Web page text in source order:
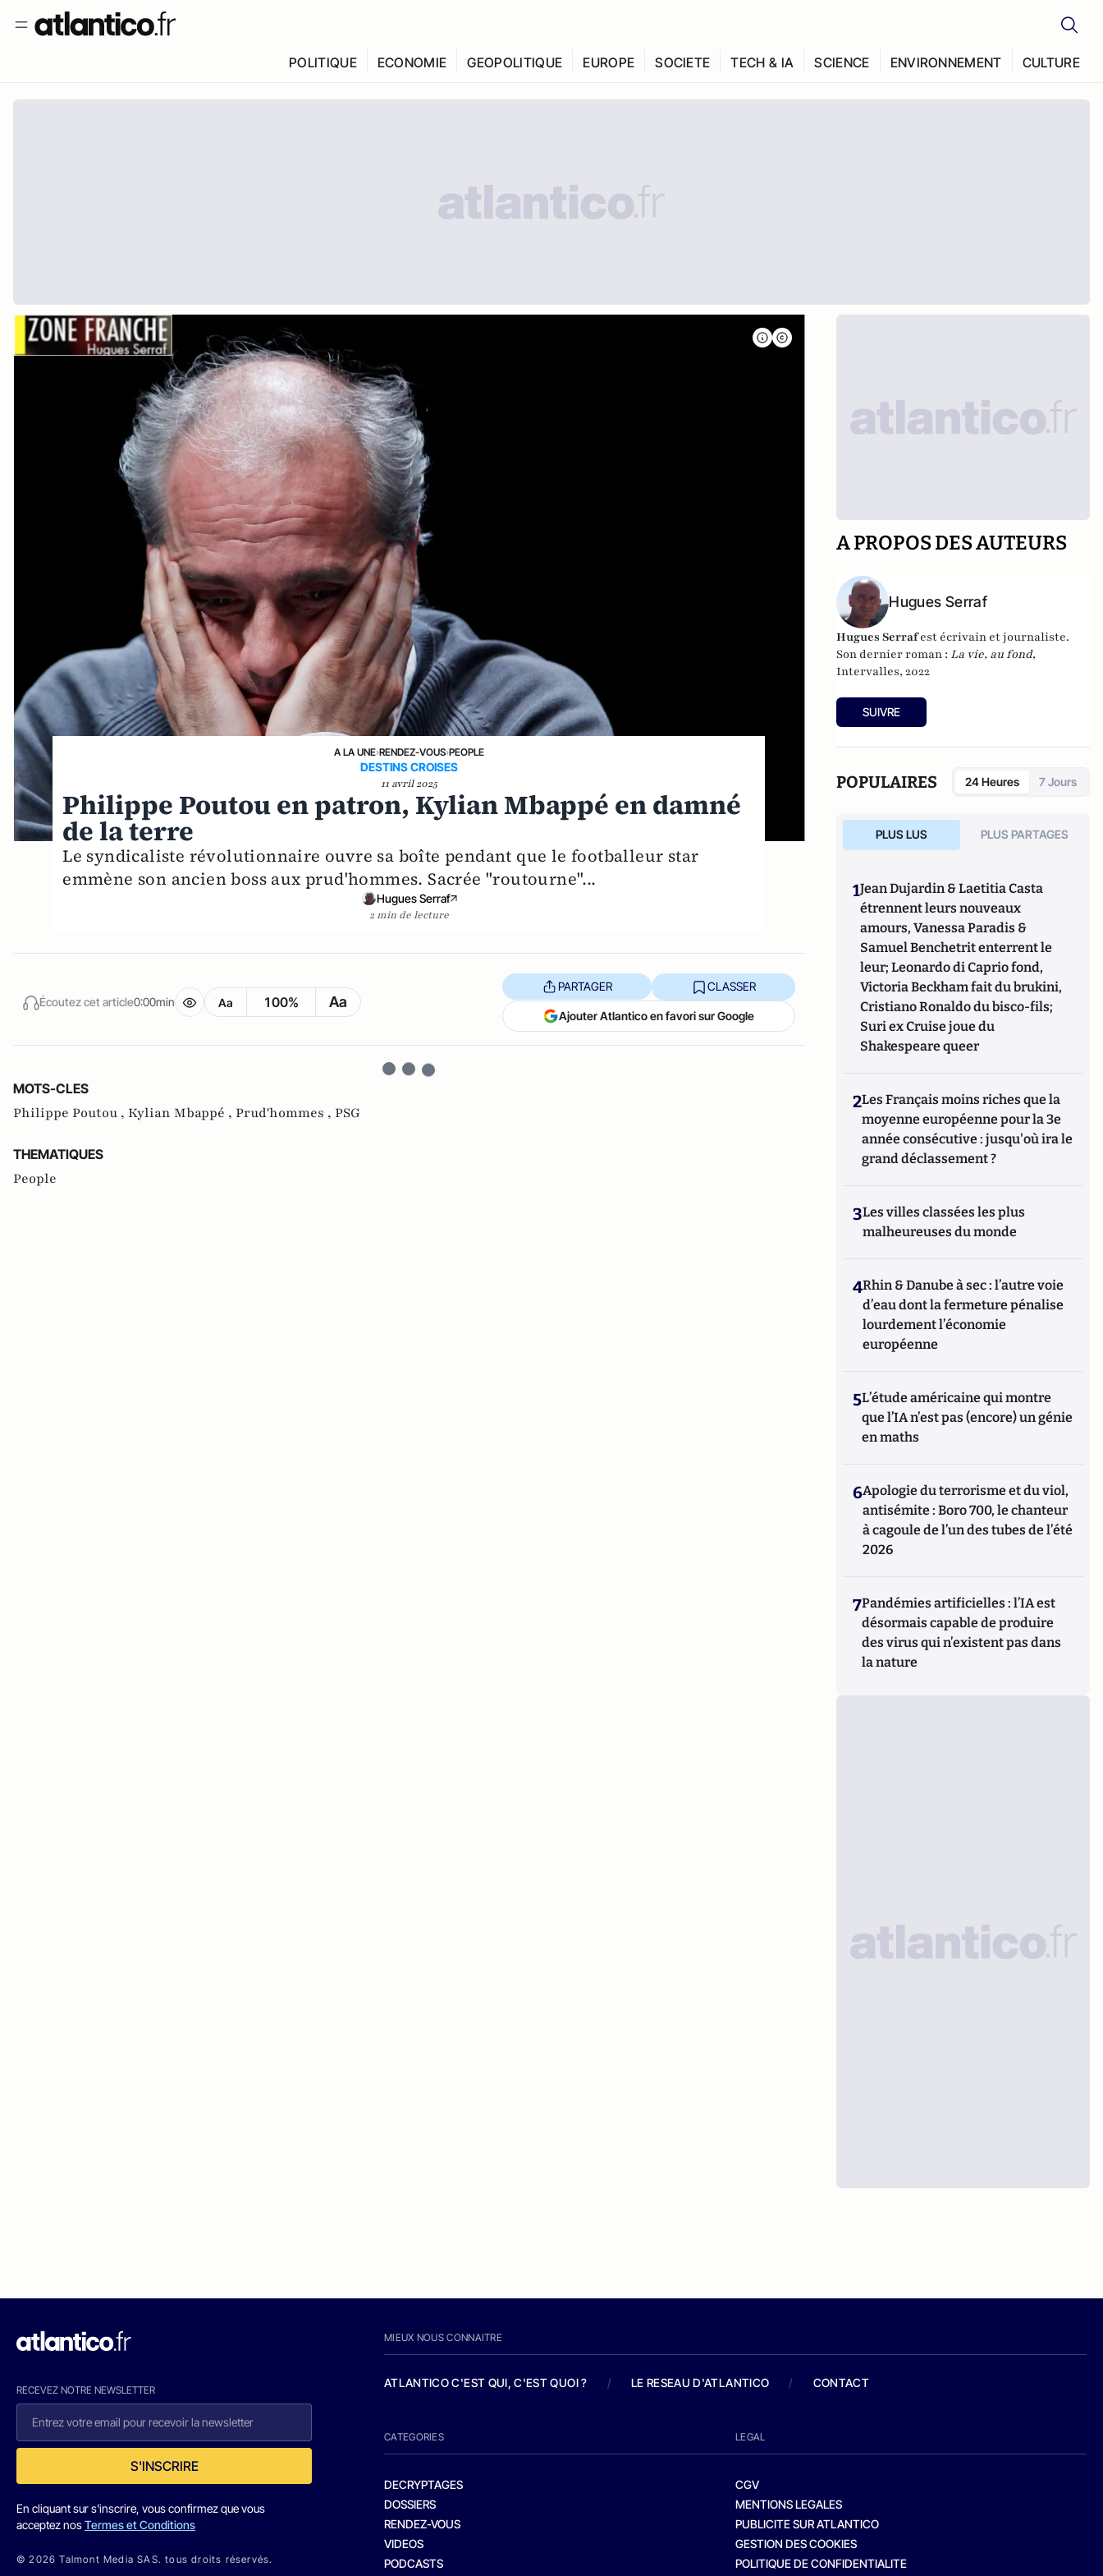
POLITIQUE ECONOMIE GEOPOLITIQUE EUROPE SOCIETE TECH & IA SCIENCE ENVIRONNEMENT CULTURE
A LA UNE›RENDEZ-VOUS›PEOPLE
DESTINS CROISES
11 avril 2025
Philippe Poutou en patron, Kylian Mbappé en damné
de la terre
Le syndicaliste révolutionnaire ouvre sa boîte pendant que le footballeur star
emmène son ancien boss aux prud'hommes. Sacrée "routourne"...
Hugues Serraf
2 min de lecture
Écoutez cet article0:00min Aa 100% Aa
PARTAGER CLASSER
Ajouter Atlantico en favori sur Google
MOTS-CLES
Philippe Poutou , Kylian Mbappé , Prud'hommes , PSG
THEMATIQUES
People
A PROPOS DES AUTEURS
Hugues Serraf
Hugues Serrafest écrivain et journaliste.
Son dernier roman : La vie, au fond,
Intervalles, 2022
SUIVRE
POPULAIRES 24 Heures 7 Jours
PLUS LUS PLUS PARTAGES
1Jean Dujardin & Laetitia Casta
étrennent leurs nouveaux
amours, Vanessa Paradis &
Samuel Benchetrit enterrent le
leur; Leonardo di Caprio fond,
Victoria Beckham fait du brukini,
Cristiano Ronaldo du bisco-fils;
Suri ex Cruise joue du
Shakespeare queer
2Les Français moins riches que la
moyenne européenne pour la 3e
année consécutive : jusqu'où ira le
grand déclassement ?
3Les villes classées les plus
malheureuses du monde
4Rhin & Danube à sec : l’autre voie
d’eau dont la fermeture pénalise
lourdement l’économie
européenne
5L’étude américaine qui montre
que l’IA n’est pas (encore) un génie
en maths
6Apologie du terrorisme et du viol,
antisémite : Boro 700, le chanteur
à cagoule de l’un des tubes de l’été
2026
7Pandémies artificielles : l’IA est
désormais capable de produire
des virus qui n’existent pas dans
la nature
RECEVEZ NOTRE NEWSLETTER
S'INSCRIRE
En cliquant sur s'inscrire, vous confirmez que vous
acceptez nosTermes et Conditions
© 2026 Talmont Media SAS. tous droits réservés.
MIEUX NOUS CONNAITRE
ATLANTICO C'EST QUI, C'EST QUOI ? / LE RESEAU D'ATLANTICO / CONTACT
CATEGORIES
DECRYPTAGES
DOSSIERS
RENDEZ-VOUS
VIDEOS
PODCASTS
LEGAL
CGV
MENTIONS LEGALES
PUBLICITE SUR ATLANTICO
GESTION DES COOKIES
POLITIQUE DE CONFIDENTIALITE